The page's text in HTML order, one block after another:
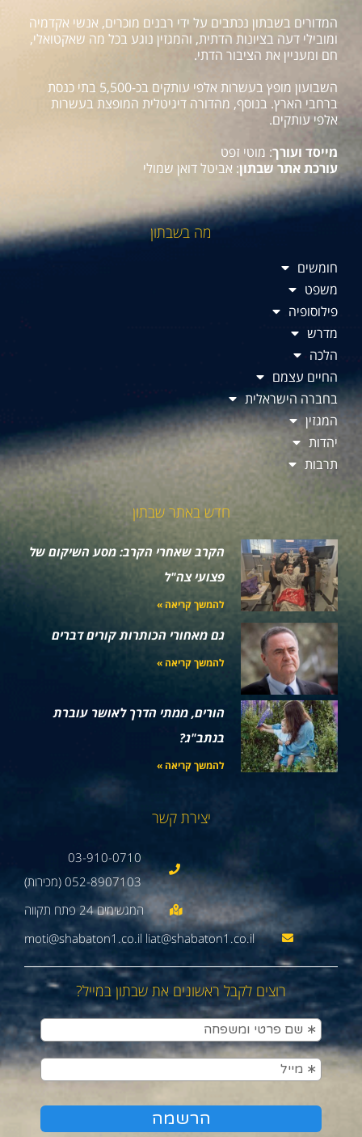
המדורים בשבתון נכתבים על ידי רבנים מוכרים, אנשי אקדמיה
ומובילי דעה בציונות הדתית, והמגזין נוגע בכל מה שאקטואלי,
חם ומעניין את הציבור הדתי.
השבועון מופץ בעשרות אלפי עותקים בכ-5,500 בתי כנסת
ברחבי הארץ. בנוסף, מהדורה דיגיטלית המופצת בעשרות
אלפי עותקים.
מייסד ועורך: מוטי זפט
עורכת אתר שבתון: אביטל דואן שמולי
מה בשבתון
חומשים
משפט
פילוסופיה
מדרש
הלכה
החיים עצמם
בחברה הישראלית
המגזין
יהדות
תרבות
חדש באתר שבתון
הקרב שאחרי הקרב: מסע השיקום של
פצועי צה"ל
להמשך קריאה »
גם מאחורי הכותרות קורים דברים
להמשך קריאה »
הורים, ממתי הדרך לאושר עוברת
בנתב"ג?
להמשך קריאה »
יצירת קשר
03-910-0710
052-8907103 (מכירות)
moti@shabaton1.co.il liat@shabaton1.co.il
רוצים לקבל ראשונים את שבתון במייל?